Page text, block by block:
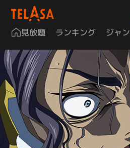
見放題 ランキング ジャ